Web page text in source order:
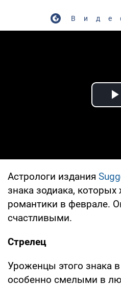
Астрологи издания
знака зодиака,
романтики в феврале.
счастливыми.
Стрелец
Уроженцы этого знака
особенно смелыми в